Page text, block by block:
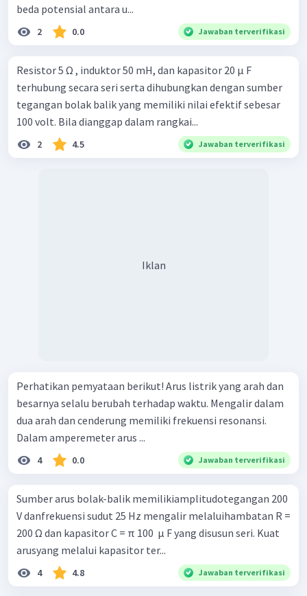
=
=
e ff e
R
100
Oleh karena itu, jawabannya adalah B.
beda potensial antara u...
2 0.0 Jawaban terverifikasi
Resistor 5 Ω , induktor 50 mH, dan kapasitor 20 μ F
terhubung secara seri serta dihubungkan dengan sumber
tegangan bolak balik yang memiliki nilai efektif sebesar
100 volt. Bila dianggap dalam rangkai...
2 4.5 Jawaban terverifikasi
Iklan
Perhatikan pemyataan berikut! Arus listrik yang arah dan
besarnya selalu berubah terhadap waktu. Mengalir dalam
dua arah dan cenderung memiliki frekuensi resonansi.
Dalam amperemeter arus ...
4 0.0 Jawaban terverifikasi
Sumber arus bolak-balik memilikiamplitudotegangan 200
V danfrekuensi sudut 25 Hz mengalir melaluihambatan R =
200 Ω dan kapasitor C = π 100 ​ μ F yang disusun seri. Kuat
arusyang melalui kapasitor ter...
4 4.8 Jawaban terverifikasi